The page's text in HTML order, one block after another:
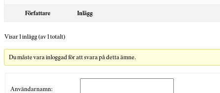
Författare Inlägg
Visar 1 inlägg (av 1 totalt)
Du måste vara inloggad för att svara på detta ämne.
Användarnamn: